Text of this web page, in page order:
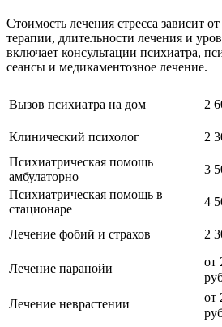
Стоимость лечения стресса зависит
терапии, длительности лечения и
включает консультации психиатра,
сеансы и медикаментозное лечение.
Вызов психиатра на дом 2
Клинический психолог 2
Психиатрическая помощь
амбулаторно
3
Психиатрическая помощь в
стационаре
4
Лечение фобий и страхов 2
Лечение паранойи
от
Лечение неврастении
от